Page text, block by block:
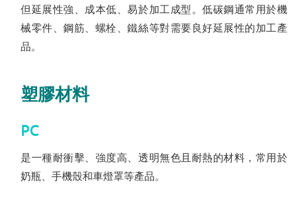
但延展性強、成本低、易於加工成型。低碳鋼通常用於機
械零件、鋼筋、螺栓、鐵絲等對需要良好延展性的加工產
品。
塑膠材料
PC
是一種耐衝擊、強度高、透明無色且耐熱的材料，常用於
奶瓶、手機殼和車燈罩等產品。